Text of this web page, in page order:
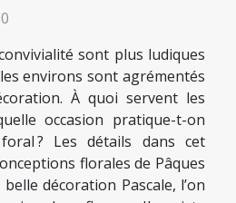
sont plus ludiques
environs sont agrémentés
À quoi servent les
occasion pratique-t-on
? Les détails dans cet
florales de Pâques
décoration Pascale, l’on